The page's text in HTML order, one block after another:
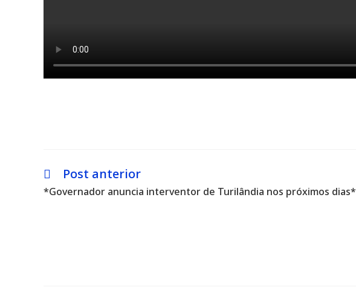
Leia
artigos
Post anterior
*Governador anuncia interventor de Turilândia nos próximos dias*